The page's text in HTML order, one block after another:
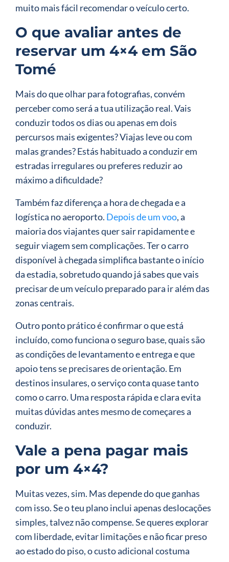
muito mais fácil recomendar o veículo certo.
O que avaliar antes de
reservar um 4×4 em São
Tomé
Mais do que olhar para fotografias, convém
perceber como será a tua utilização real. Vais
conduzir todos os dias ou apenas em dois
percursos mais exigentes? Viajas leve ou com
malas grandes? Estás habituado a conduzir em
estradas irregulares ou preferes reduzir ao
máximo a dificuldade?
Também faz diferença a hora de chegada e a
logística no aeroporto. Depois de um voo, a
maioria dos viajantes quer sair rapidamente e
seguir viagem sem complicações. Ter o carro
disponível à chegada simplifica bastante o início
da estadia, sobretudo quando já sabes que vais
precisar de um veículo preparado para ir além das
zonas centrais.
Outro ponto prático é confirmar o que está
incluído, como funciona o seguro base, quais são
as condições de levantamento e entrega e que
apoio tens se precisares de orientação. Em
destinos insulares, o serviço conta quase tanto
como o carro. Uma resposta rápida e clara evita
muitas dúvidas antes mesmo de começares a
conduzir.
Vale a pena pagar mais
por um 4×4?
Muitas vezes, sim. Mas depende do que ganhas
com isso. Se o teu plano inclui apenas deslocações
simples, talvez não compense. Se queres explorar
com liberdade, evitar limitações e não ficar preso
ao estado do piso, o custo adicional costuma